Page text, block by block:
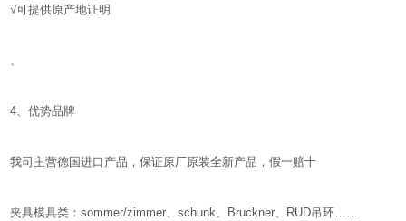
√可提供原产地证明
、
4、优势品牌
我司主营德国进口产品，保证原厂原装全新产品，假一赔十
夹具模具类：sommer/zimmer、schunk、Bruckner、RUD吊环……